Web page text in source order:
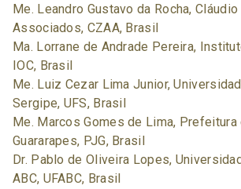
Me. Leandro Gustavo da Rocha,
Associados, CZAA, Brasil
Ma. Lorrane de Andrade Pereira,
IOC, Brasil
Me. Luiz Cezar Lima Junior,
Sergipe, UFS, Brasil
Me. Marcos Gomes de Lima,
Guararapes, PJG, Brasil
Dr. Pablo de Oliveira Lopes,
ABC, UFABC, Brasil